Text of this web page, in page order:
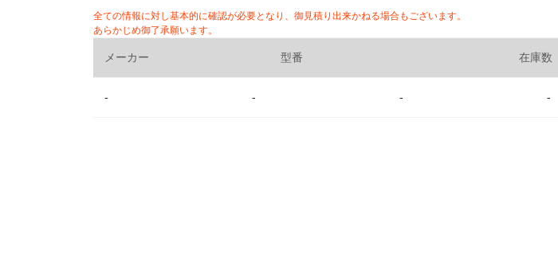
全ての情報に対し基本的に確認が必要となり、御見積り出来かねる場合もございます。
あらかじめ御了承願います。
メーカー 型番 在庫数
- - - -